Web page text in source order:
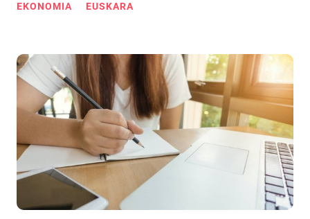
EKONOMIA EUSKARA